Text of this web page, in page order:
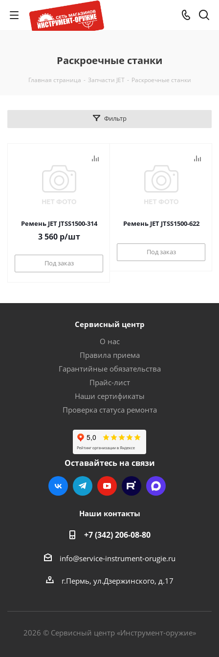
Раскроечные станки
Главная страница - Запчасти JET - Раскроечные станки
Фильтр
Ремень JET JTSS1500-314
3 560р/шт
Под заказ
Ремень JET JTSS1500-622
Под заказ
Сервисный центр
О нас
Правила приема
Гарантийные обязательства
Прайс-лист
Наши сертификаты
Проверка статуса ремонта
Оставайтесь на связи
Наши контакты
+7 (342) 206-08-80
info@service-instrument-orugie.ru
г.Пермь, ул.Дзержинского, д.17
2026 © Сервисный центр «Инструмент-оружие»